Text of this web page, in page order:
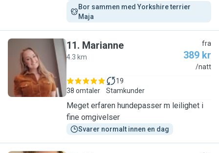
Bor sammen med Yorkshire terrier
Maja
M
11. Marianne
4.3 km
fra
389 kr
/natt
38 omtaler
19
Stamkunder
Meget erfaren hundepasser m leilighet i
fine omgivelser
Svarer normalt innen en dag